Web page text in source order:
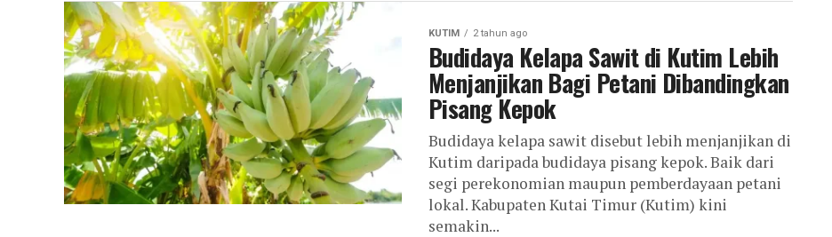
KUTIM 2 tahun ago
Budidaya Kelapa Sawit di Kutim Lebih
Menjanjikan Bagi Petani Dibandingkan
Pisang Kepok
Budidaya kelapa sawit disebut lebih menjanjikan di
Kutim daripada budidaya pisang kepok. Baik dari
segi perekonomian maupun pemberdayaan petani
lokal. Kabupaten Kutai Timur (Kutim) kini
semakin...